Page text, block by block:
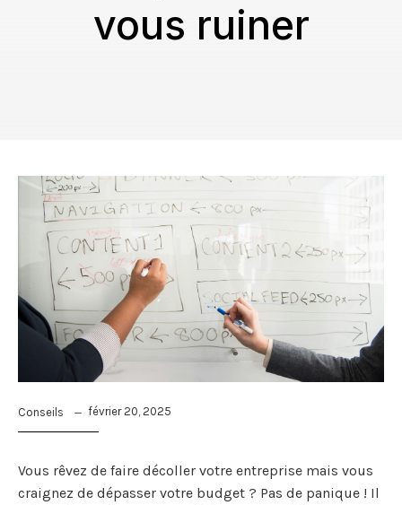
vous ruiner
Conseils février 20, 2025
Vous rêvez de faire décoller votre entreprise mais vous
craignez de dépasser votre budget ? Pas de panique ! Il